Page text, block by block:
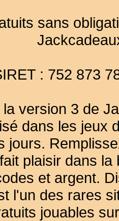
sans
: 752 873
version 3 de
dans les jeux
jours.
plaisir dans
et argent.
l'un des rares
jouables